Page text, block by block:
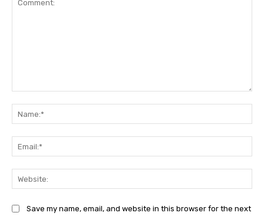
Save my name, email, and website in this browser for the next